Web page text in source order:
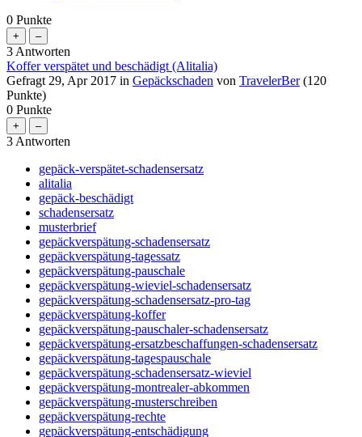
0 Punkte
3 Antworten
Koffer verspätet und beschädigt (Alitalia)
Gefragt 29, Apr 2017 in Gepäckschaden von TravelerBer (120
Punkte)
0 Punkte
3 Antworten
gepäck-verspätet-schadensersatz
alitalia
gepäck-beschädigt
schadensersatz
musterbrief
gepäckverspätung-schadensersatz
gepäckverspätung-tagessatz
gepäckverspätung-pauschale
gepäckverspätung-wieviel-schadensersatz
gepäckverspätung-schadensersatz-pro-tag
gepäckverspätung-koffer
gepäckverspätung-pauschaler-schadensersatz
gepäckverspätung-ersatzbeschaffungen-schadensersatz
gepäckverspätung-tagespauschale
gepäckverspätung-schadensersatz-wieviel
gepäckverspätung-montrealer-abkommen
gepäckverspätung-musterschreiben
gepäckverspätung-rechte
gepäckverspätung-entschädigung